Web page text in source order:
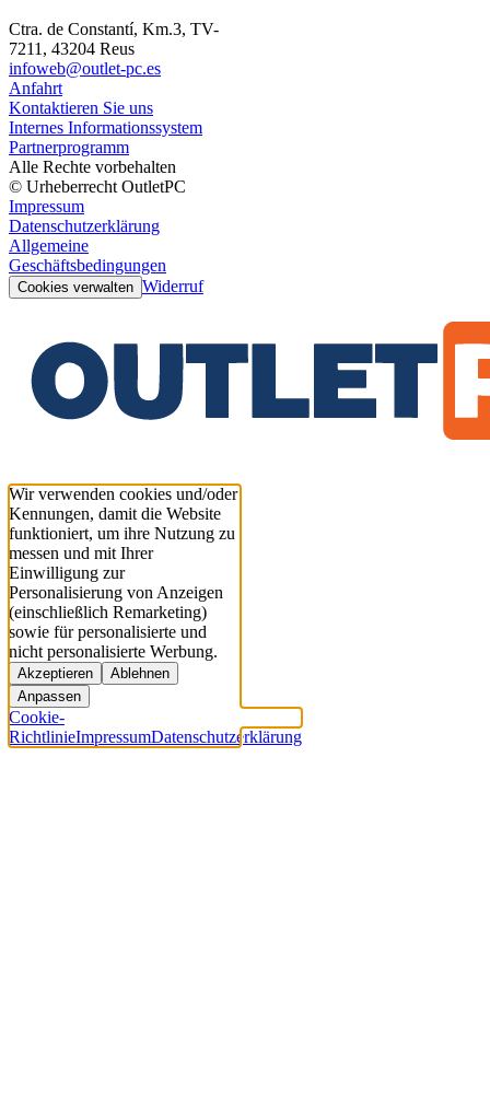
Ctra. de Constantí, Km.3, TV-
7211, 43204 Reus
infoweb@outlet-pc.es
Anfahrt
Kontaktieren Sie uns
Internes Informationssystem
Partnerprogramm
Alle Rechte vorbehalten
© Urheberrecht OutletPC
Impressum
Datenschutzerklärung
Allgemeine
Geschäftsbedingungen
Cookies verwalten Widerruf
Wir verwenden cookies und/oder
Kennungen, damit die Website
funktioniert, um ihre Nutzung zu
messen und mit Ihrer
Einwilligung zur
Personalisierung von Anzeigen
(einschließlich Remarketing)
sowie für personalisierte und
nicht personalisierte Werbung.
Akzeptieren
Ablehnen
Anpassen
Cookie-
RichtlinieImpressumDatenschutzerklärung